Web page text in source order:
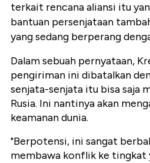
terkait rencana aliansi itu
bantuan persenjataan
yang sedang berperang
Dalam sebuah pernyataan,
pengiriman ini dibatalkan
senjata-senjata itu bisa saja
Rusia. Ini nantinya akan
keamanan dunia.
"Berpotensi, ini sangat
membawa konflik ke tingkat